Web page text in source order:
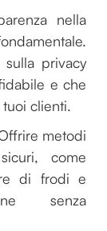
nella
privacy
e che
clienti.
metodi
come
di frodi e
senza